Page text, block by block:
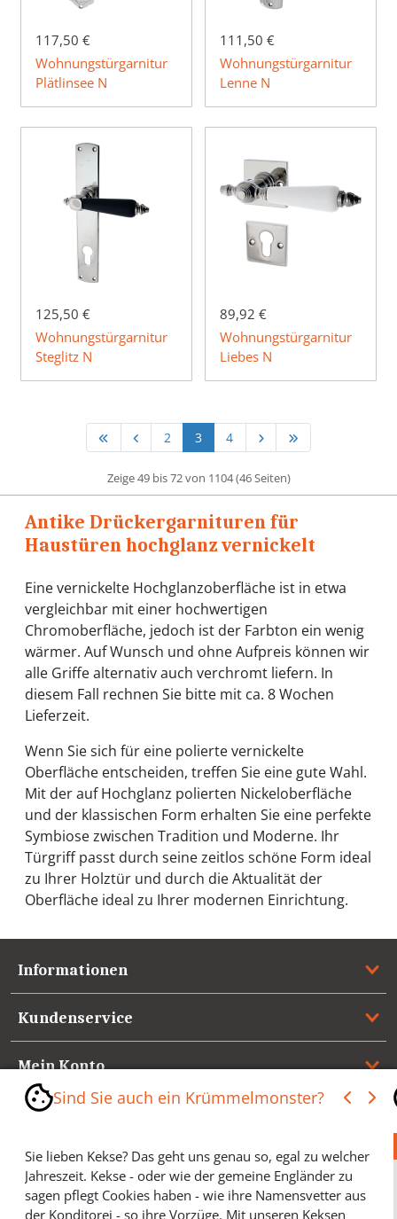
117,50 €
Wohnungstürgarnitur
Plätlinsee N
111,50 €
Wohnungstürgarnitur
Lenne N
125,50 €
Wohnungstürgarnitur
Steglitz N
89,92 €
Wohnungstürgarnitur
Liebes N
2 3 4
Zeige 49 bis 72 von 1104 (46 Seiten)
Antike Drückergarnituren für
Haustüren hochglanz vernickelt
Eine vernickelte Hochglanzoberfläche ist in etwa
vergleichbar mit einer hochwertigen
Chromoberfläche, jedoch ist der Farbton ein wenig
wärmer. Auf Wunsch und ohne Aufpreis können wir
alle Griffe alternativ auch verchromt liefern. In
diesem Fall rechnen Sie bitte mit ca. 8 Wochen
Lieferzeit.
Wenn Sie sich für eine polierte vernickelte
Oberfläche entscheiden, treffen Sie eine gute Wahl.
Mit der auf Hochglanz polierten Nickeloberfläche
und der klassischen Form erhalten Sie eine perfekte
Symbiose zwischen Tradition und Moderne. Ihr
Türgriff passt durch seine zeitlos schöne Form ideal
zu Ihrer Holztür und durch die Aktualität der
Oberfläche ideal zu Ihrer modernen Einrichtung.
Informationen
Kundenservice
Mein Konto
Referenzen
Medienspiegel & Presseinformationen
*** Vertrag widerrufen ***
Sind Sie auch ein Krümmelmonster?
Sie lieben Kekse? Das geht uns genau so, egal zu welcher
Jahreszeit. Kekse - oder wie der gemeine Engländer zu
sagen pflegt Cookies haben - wie ihre Namensvetter aus
der Konditorei - so ihre Vorzüge. Mit unseren Keksen